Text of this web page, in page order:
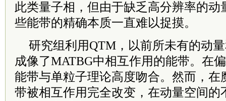
此类量子相，但由于缺乏高分辨率的动
些能带的精确本质一直难以捉摸。
研究组利用QTM，以前所未有的动
成像了MATBG中相互作用的能带。在
能带与单粒子理论高度吻合。然而，在
带被相互作用完全改变，在动量空间的